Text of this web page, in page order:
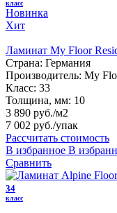
класс
Новинка
Хит
Ламинат My Floor
Страна: Германия
Производитель: My
Класс: 33
Толщина, мм: 10
3 890 руб./м2
7 002 руб./упак
Рассчитать стоимость
В избранное В
Сравнить
34
класс